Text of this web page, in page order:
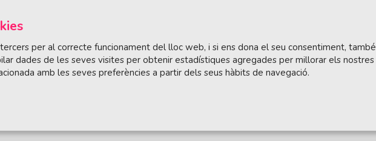
05
per al correcte funcionament del lloc web, i si ens dona el seu consentiment, també
dades de les seves visites per obtenir estadístiques agregades per millorar els nostres
amb les seves preferències a partir dels seus hàbits de navegació.